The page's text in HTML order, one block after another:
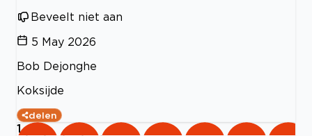
Beveelt niet aan
5 May 2026
Bob Dejonghe
Koksijde
delen
1